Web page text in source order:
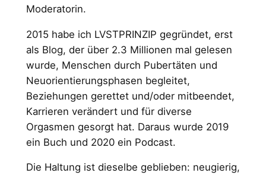
Moderatorin.
2015 habe ich LVSTPRINZIP gegründet, erst
als Blog, der über 2.3 Millionen mal gelesen
wurde, Menschen durch Pubertäten und
Neuorientierungsphasen begleitet,
Beziehungen gerettet und/oder mitbeendet,
Karrieren verändert und für diverse
Orgasmen gesorgt hat. Daraus wurde 2019
ein Buch und 2020 ein Podcast.
Die Haltung ist dieselbe geblieben: neugierig,